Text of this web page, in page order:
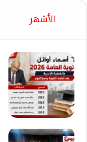
الأشهر